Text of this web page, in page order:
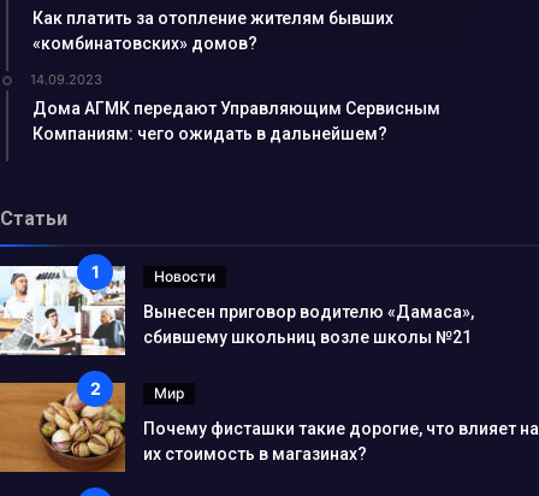
Как платить за отопление жителям бывших
«комбинатовских» домов?
14.09.2023
Дома АГМК передают Управляющим Сервисным
Компаниям: чего ожидать в дальнейшем?
Статьи
Новости
Вынесен приговор водителю «Дамаса»,
сбившему школьниц возле школы №21
Мир
Почему фисташки такие дорогие, что влияет на
их стоимость в магазинах?